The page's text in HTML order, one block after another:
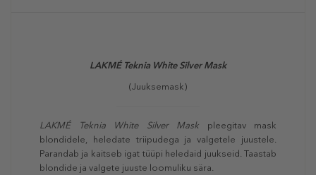
LAKMÉ Teknia White Silver Mask
(Juuksemask)
LAKMÉ Teknia White Silver Mask pleegitav mask
blondidele, heledate triipudega ja valgetele juustele.
Parandab ja kaitseb igat tüüpi heledaid juukseid. Taastab
blondide ja valgete juuste loomuliku sära.